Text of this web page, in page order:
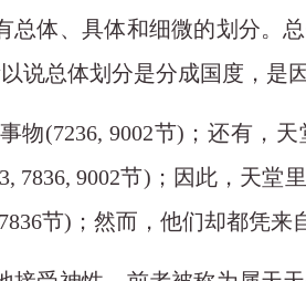
体、具体和细微的划分。
总体划分是分成国度，是
物(7236, 9002节)；还有，
7836, 9002节)；因此，天
节)；然而，他们却都凭来